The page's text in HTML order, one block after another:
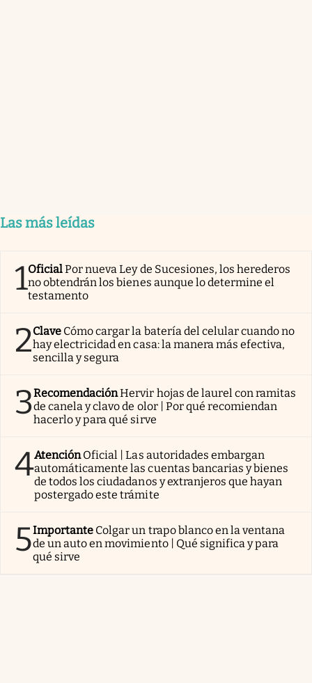
Las más leídas
1OficialPor nueva Ley de Sucesiones, los herederos
no obtendrán los bienes aunque lo determine el
testamento
2Clave Cómo cargar la batería del celular cuando no
hay electricidad en casa: la manera más efectiva,
sencilla y segura
3RecomendaciónHervir hojas de laurel con ramitas
de canela y clavo de olor | Por qué recomiendan
hacerlo y para qué sirve
4AtenciónOficial | Las autoridades embargan
automáticamente las cuentas bancarias y bienes
de todos los ciudadanos y extranjeros que hayan
postergado este trámite
5Importante Colgar un trapo blanco en la ventana
de un auto en movimiento | Qué significa y para
qué sirve